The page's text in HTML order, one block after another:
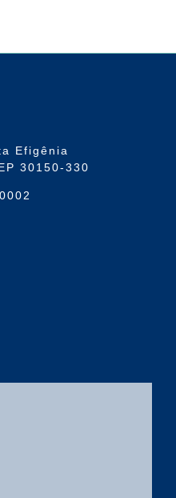
Efigênia
30150-330